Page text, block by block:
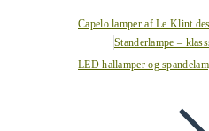
Capelo lamper af Le Klint
Standerlampe –
LED hallamper og